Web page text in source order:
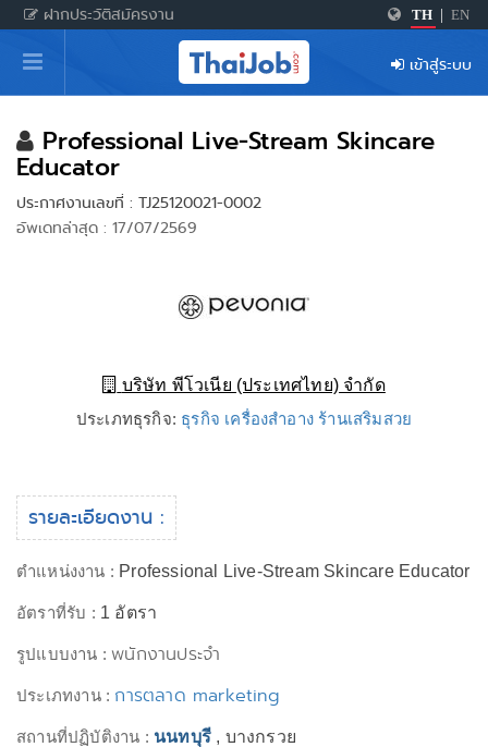
ฝากประวัติสมัครงาน TH EN
หน้าหลัก
ผู้สมัครงาน: เข้าสู่ระบบ
ฝากประวัติสมัครงาน
เกร็ดความรู้
เข้าสู่ระบบ
Professional Live-Stream Skincare
Educator
ประกาศงานเลขที่ : TJ25120021-0002
อัพเดทล่าสุด : 17/07/2569
บริษัท พีโวเนีย (ประเทศไทย) จำกัด
ประเภทธุรกิจ: ธุรกิจ เครื่องสำอาง ร้านเสริมสวย
รายละเอียดงาน :
ตำแหน่งงาน : Professional Live-Stream Skincare Educator
อัตราที่รับ : 1 อัตรา
รูปแบบงาน :พนักงานประจำ
ประเภทงาน : การตลาด marketing
สถานที่ปฏิบัติงาน : นนทบุรี , บางกรวย